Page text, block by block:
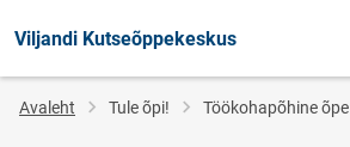
Viljandi Kutseõppekeskus
Jälglink
Avaleht Tule õpi! Töökohapõhine õpe